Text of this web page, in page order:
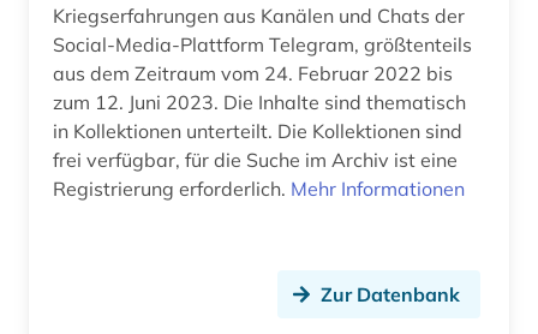
Kriegserfahrungen aus Kanälen und Chats der
Social-Media-Plattform Telegram, größtenteils
aus dem Zeitraum vom 24. Februar 2022 bis
zum 12. Juni 2023. Die Inhalte sind thematisch
in Kollektionen unterteilt. Die Kollektionen sind
frei verfügbar, für die Suche im Archiv ist eine
Registrierung erforderlich. Mehr Informationen
Zur Datenbank